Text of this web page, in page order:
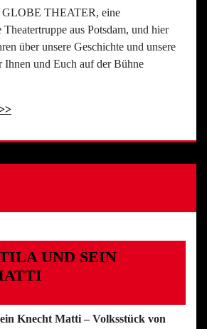
GLOBE THEATER, eine
Theatertruppe aus Potsdam, und hier
über unsere Geschichte und unsere
Ihnen und Euch auf der Bühne
UND SEIN
Knecht Matti – Volksstück von